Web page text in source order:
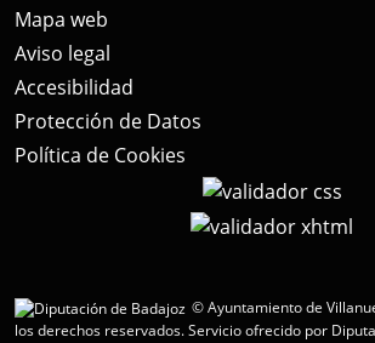
Mapa web
Aviso legal
Accesibilidad
Protección de Datos
Política de Cookies
© Ayuntamiento de
los derechos reservados.Servicio ofrecido por